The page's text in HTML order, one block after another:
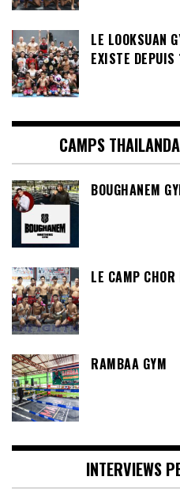
LE LOOKSUAN
EXISTE
CAMPS
BOUGHANEM
LE CAMP
RAMBAA GYM
INTERVIEWS